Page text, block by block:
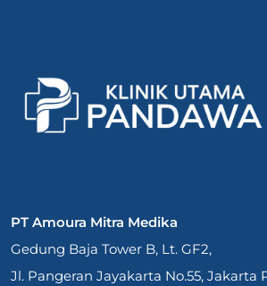
PT Amoura Mitra Medika
Gedung Baja Tower B, Lt. GF2,
Jl. Pangeran Jayakarta No.55, Jakarta